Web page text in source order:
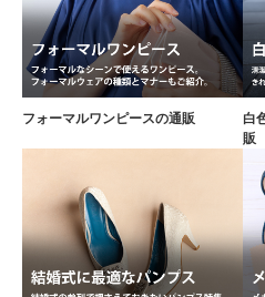
フォーマルワンピースの通販
白
販